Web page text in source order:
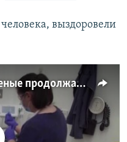
выздоровели
Когда будет вакцина: ученые продолжают изучать новый коронавирус (видео)
available